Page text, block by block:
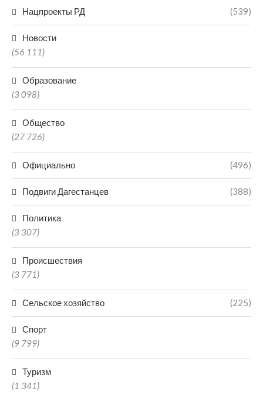
Нацпроекты РД (539)
Новости
(56 111)
Образование
(3 098)
Общество
(27 726)
Официально (496)
Подвиги Дагестанцев (388)
Политика
(3 307)
Происшествия
(3 771)
Сельское хозяйство (225)
Спорт
(9 799)
Туризм
(1 341)